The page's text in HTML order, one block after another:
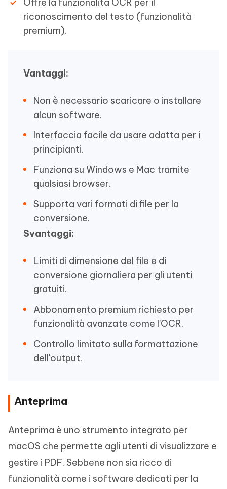
Offre la funzionalità OCR per il
riconoscimento del testo (funzionalità
premium).
Vantaggi:
Non è necessario scaricare o installare
alcun software.
Interfaccia facile da usare adatta per i
principianti.
Funziona su Windows e Mac tramite
qualsiasi browser.
Supporta vari formati di file per la
conversione.
Svantaggi:
Limiti di dimensione del file e di
conversione giornaliera per gli utenti
gratuiti.
Abbonamento premium richiesto per
funzionalità avanzate come l'OCR.
Controllo limitato sulla formattazione
dell'output.
Anteprima
Anteprima è uno strumento integrato per
macOS che permette agli utenti di visualizzare e
gestire i PDF. Sebbene non sia ricco di
funzionalità come i software dedicati per la